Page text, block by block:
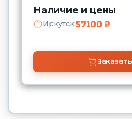
Наличие и цены
Иркутск:57100 ₽
Заказать